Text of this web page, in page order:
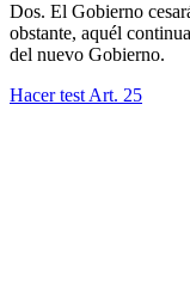
Dos. El Gobierno
obstante, aquél
del nuevo Gobierno.
Hacer test Art. 25